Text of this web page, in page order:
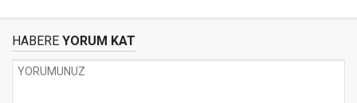
HABERE YORUM KAT